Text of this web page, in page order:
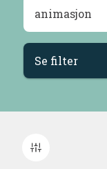
Se filter